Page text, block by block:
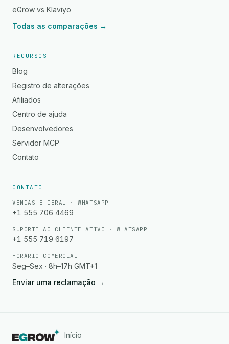
eGrow vs Klaviyo
Todas as comparações →
RECURSOS
Blog
Registro de alterações
Afiliados
Centro de ajuda
Desenvolvedores
Servidor MCP
Contato
CONTATO
VENDAS E GERAL · WHATSAPP
+1 555 706 4469
SUPORTE AO CLIENTE ATIVO · WHATSAPP
+1 555 719 6197
HORÁRIO COMERCIAL
Seg–Sex · 8h–17h GMT+1
Enviar uma reclamação →
Início